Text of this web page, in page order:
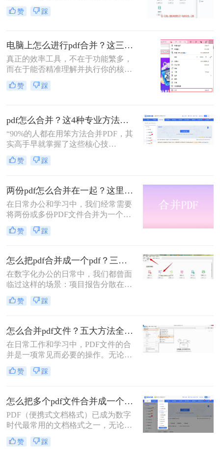
客户资料，还是准备学术论文。但许
多人仍在用低效、有风险的方法处理
我今天为你带来一份系统、专业的
PDF合并指南，助你告别效率低下与
安全隐患。
赞 踩
电脑上怎么进行pdf合并？这三招，让你十分钟从小白变高手！
真正的效率工具，不在于功能繁多，
而在于能否精准理解并执行你的核心
意图。“小编，快帮帮我！明早汇报
用的方案，十几份PDF还散着，甲方
紧急求助。
赞 踩
pdf怎么合并？这4种专业方法，让你效率翻倍！
“90%的人都在用笨方法合并PDF，其
实高手早就掌握了这些核心技
巧。”作为一名在电脑办公软件领域
深耕多年的测评博主，每天都会收到
中，“PDF怎么合并”这个问题出现的
频率高居不下。这看似简单的操作，
却实实在在地困扰着众多职场人：报
告整合、资料归档、方案提交……每
一次低效的手动处理，都在悄悄吞噬
你的时间与耐心。
赞 踩
两份pdf怎么合并在一起？这里分享4个合并方法！
在日常办公和学习中，我们经常需要
将两份或多份PDF文件合并为一个，
以便于查阅、分享和存储。那么两份
pdf怎么合并在一起呢？本文将介绍四
您轻松完成PDF合并任务。
赞 踩
怎么把pdf合并成一个pdf？三招教你高效整合关键信息！
在数字化办公的日常中，我们都曾面
临过这样的场景：项目报告分散在多
个PDF里，学术论文章节各自独立，
或是一堆扫描合同需要整合。PDF合
响着我们的信息处理效率与专业形
象。那么怎么把pdf合并成一个pdf
呢？今天，作为一名深耕办公软件领
域多年的测评博主，我将为你揭秘三
种最高效的PDF合并方案，帮你彻底
摆脱文档管理的困扰。
赞 踩
怎么合并pdf文件？五大方法全解析！
在日常工作和学习中，PDF文件的合
并是一项常见而必要的操作。无论是
整理报告、合并多个章节的电子书，
还是将扫描件整合为一份完整文档，
而，面对市场上琳琅满目的工具和方
法，许多用户往往感到困惑：哪种方
法最快捷？哪种最安全？怎么合并pdf
文件=
赞 踩
怎么把多个pdf文件合并成一个？全面指南与详细方法解析！
PDF（便携式文档格式）已成为数字
时代最常用的文档格式之一，无论是
学术论文、商务报告、电子书还是官
方文件，PDF都能保持原始格式在不
赞 踩